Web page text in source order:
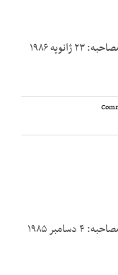
روایت‌کننده: تیمسار محسن هاشمی‌نژاد تاریخ مصاحبه: ۲۳ ژانویه ۱۹۸۶
روایت‌کننده: تیمسار محسن هاشمی‌نژاد تاریخ مصاحبه: ۴ دسامبر ۱۹۸۵